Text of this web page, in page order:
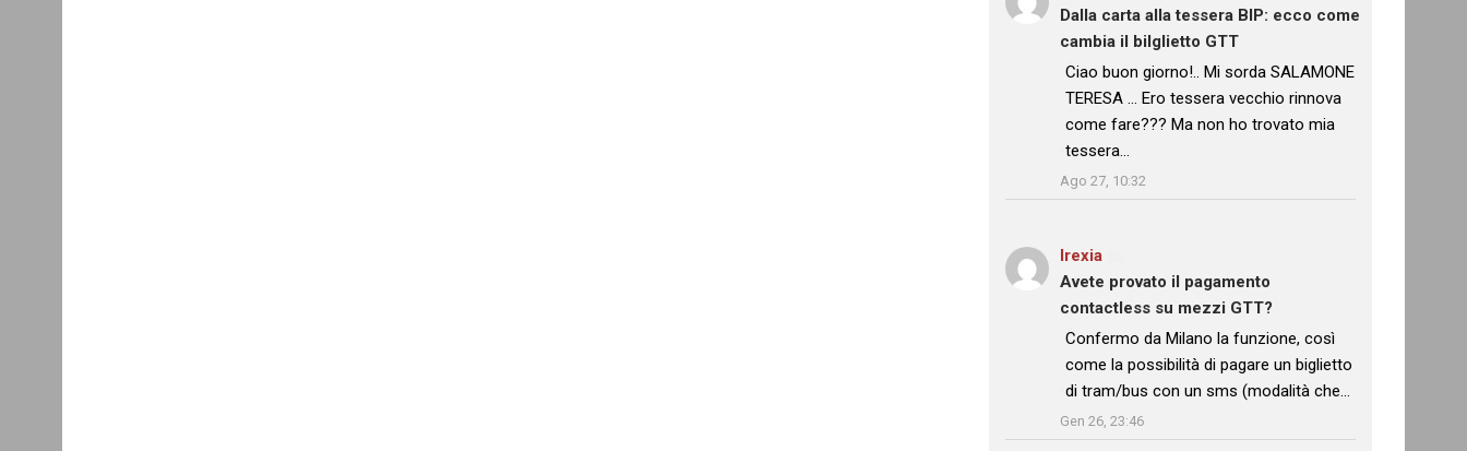
Dalla carta alla tessera BIP: ecco come
cambia il bilglietto GTT
: “
Ciao buon giorno!.. Mi sorda SALAMONE
TERESA … Ero tessera vecchio rinnova
come fare??? Ma non ho trovato mia
tessera…
Ago 27, 10:32
Irexia
Avete provato il pagamento
contactless su mezzi GTT?
: “
Confermo da Milano la funzione, così
come la possibilità di pagare un biglietto
di tram/bus con un sms (modalità che…
Gen 26, 23:46